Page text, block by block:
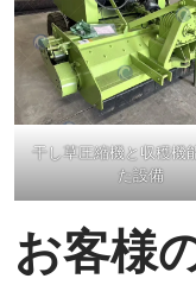
干し草圧縮機と収穫機
た設備
お客様